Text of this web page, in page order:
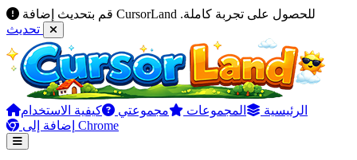
قم بتحديث إضافة CursorLand للحصول على تجربة كاملة.
الرئيسية المجموعات مجموعتي
كيفية الاستخدام
إضافة إلى Chrome